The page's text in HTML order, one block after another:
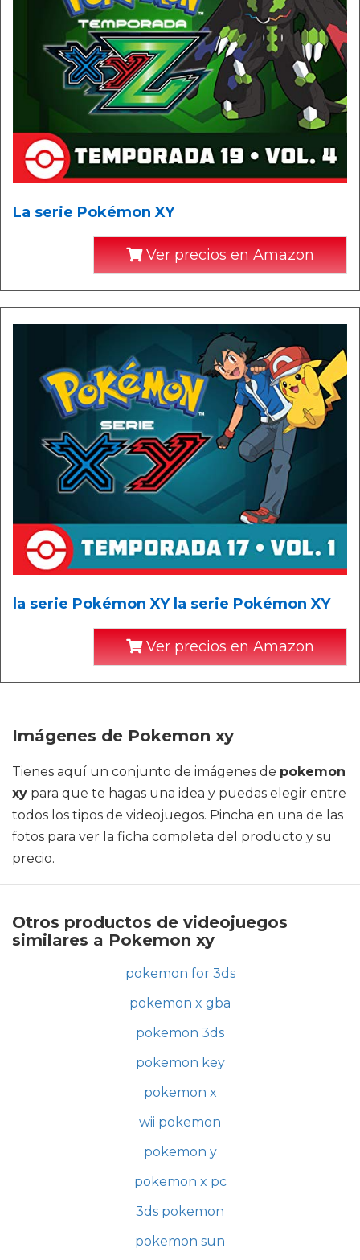
La serie Pokémon XY
Ver precios en Amazon
la serie Pokémon XY la serie Pokémon XY
Ver precios en Amazon
Imágenes de Pokemon xy
Tienes aquí un conjunto de imágenes de pokemon
xy para que te hagas una idea y puedas elegir entre
todos los tipos de videojuegos. Pincha en una de las
fotos para ver la ficha completa del producto y su
precio.
Otros productos de videojuegos
similares a Pokemon xy
pokemon for 3ds
pokemon x gba
pokemon 3ds
pokemon key
pokemon x
wii pokemon
pokemon y
pokemon x pc
3ds pokemon
pokemon sun